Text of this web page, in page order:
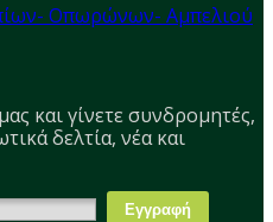
Οπωρώνων- Αμπελιού
και γίνετε συνδρομητές,
δελτία, νέα και